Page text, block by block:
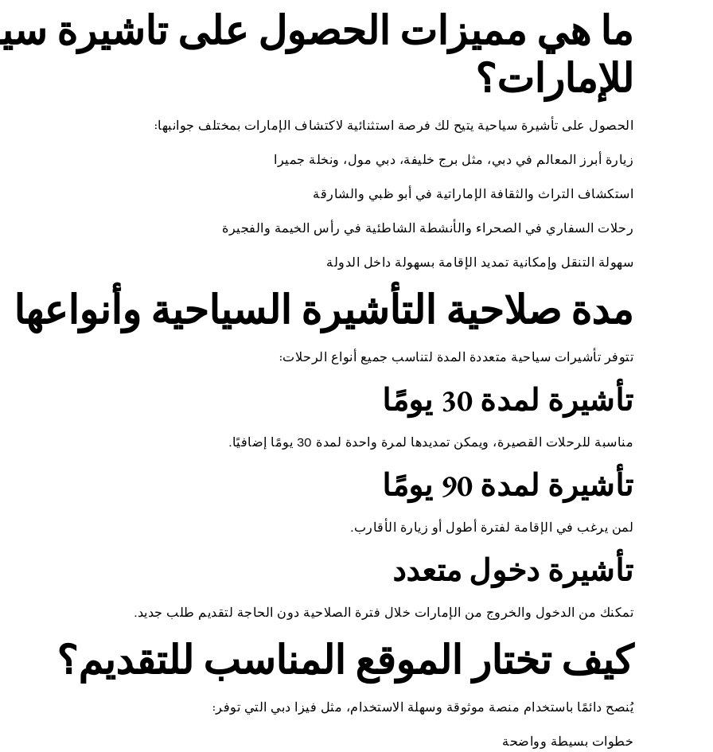
ما هي مميزات الحصول على تاشيرة
للإمارات؟
الحصول على تأشيرة سياحية يتيح لك فرصة استثنائية لاكتشاف الإمارات بمختلف جوانبها:
زيارة أبرز المعالم في دبي، مثل برج خليفة، دبي مول، ونخلة جميرا
استكشاف التراث والثقافة الإماراتية في أبو ظبي والشارقة
رحلات السفاري في الصحراء والأنشطة الشاطئية في رأس الخيمة والفجيرة
سهولة التنقل وإمكانية تمديد الإقامة بسهولة داخل الدولة
مدة صلاحية التأشيرة السياحية وأنواعها
تتوفر تأشيرات سياحية متعددة المدة لتناسب جميع أنواع الرحلات:
تأشيرة لمدة 30 يومًا
مناسبة للرحلات القصيرة، ويمكن تمديدها لمرة واحدة لمدة 30 يومًا إضافيًا.
تأشيرة لمدة 90 يومًا
لمن يرغب في الإقامة لفترة أطول أو زيارة الأقارب.
تأشيرة دخول متعدد
تمكنك من الدخول والخروج من الإمارات خلال فترة الصلاحية دون الحاجة لتقديم طلب جديد.
كيف تختار الموقع المناسب للتقديم؟
يُنصح دائمًا باستخدام منصة موثوقة وسهلة الاستخدام، مثل فيزا دبي التي توفر:
خطوات بسيطة وواضحة